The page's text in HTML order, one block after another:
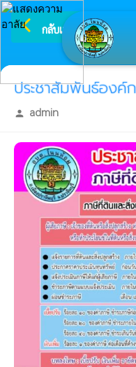
arrow_back_ios กลับเมนูหลัก
ประชาสัมพันธ์องค์
person admin